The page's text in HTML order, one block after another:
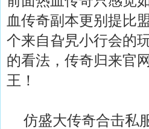
血传奇副本更别提比
个来自旮旯小行会的
的看法，传奇归来官
王！
仿盛大传奇合击私